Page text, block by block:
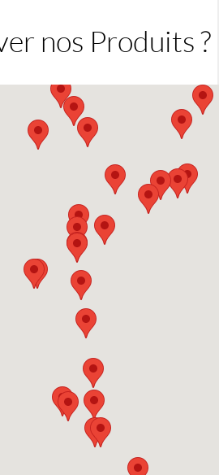
nos Produits ?